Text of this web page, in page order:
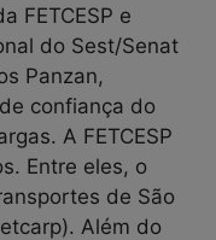
FETCESP e
do Sest/Senat
Panzan,
confiança do
A FETCESP
Entre eles, o
de São
Além do